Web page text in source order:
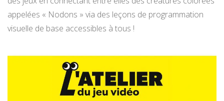
appelées « Nodons » via des leçons de programmation
visuelle de base accessibles à tous !